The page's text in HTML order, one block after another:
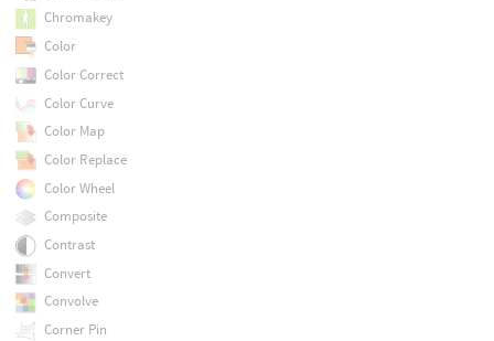
Chromakey
Color
Color Correct
Color Curve
Color Map
Color Replace
Color Wheel
Composite
Contrast
Convert
Convolve
Corner Pin